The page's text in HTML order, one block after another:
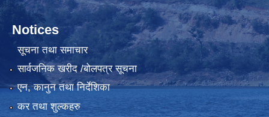
Notices
सूचना तथा समाचार
सार्वजनिक खरीद /बोलपत्र सूचना
एन, कानुन तथा निर्देशिका
कर तथा शुल्कहरु